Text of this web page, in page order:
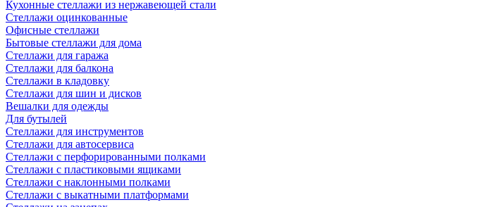
Кухонные стеллажи из нержавеющей стали
Стеллажи оцинкованные
Офисные стеллажи
Бытовые стеллажи для дома
Стеллажи для гаража
Стеллажи для балкона
Стеллажи в кладовку
Стеллажи для шин и дисков
Вешалки для одежды
Для бутылей
Стеллажи для инструментов
Стеллажи для автосервиса
Стеллажи с перфорированными полками
Стеллажи с пластиковыми ящиками
Стеллажи с наклонными полками
Стеллажи с выкатными платформами